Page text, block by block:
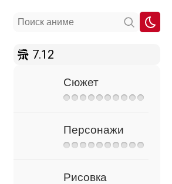
7.12
Сюжет
Персонажи
Рисовка